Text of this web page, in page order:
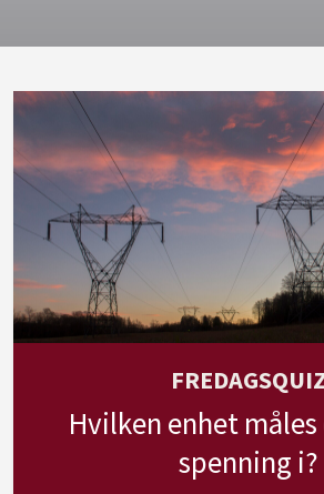
Hvilken enhet
spenning i?